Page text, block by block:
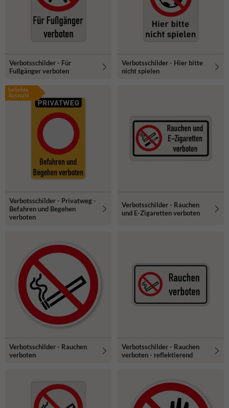
Verbotsschilder - Für
Fußgänger verboten
Verbotsschilder - Hier bitte
nicht spielen
beliebte
Auswahl
Verbotsschilder - Privatweg -
Befahren und Begehen
verboten
Verbotsschilder - Rauchen
und E-Zigaretten verboten
Verbotsschilder - Rauchen
verboten
Verbotsschilder - Rauchen
verboten - reflektierend